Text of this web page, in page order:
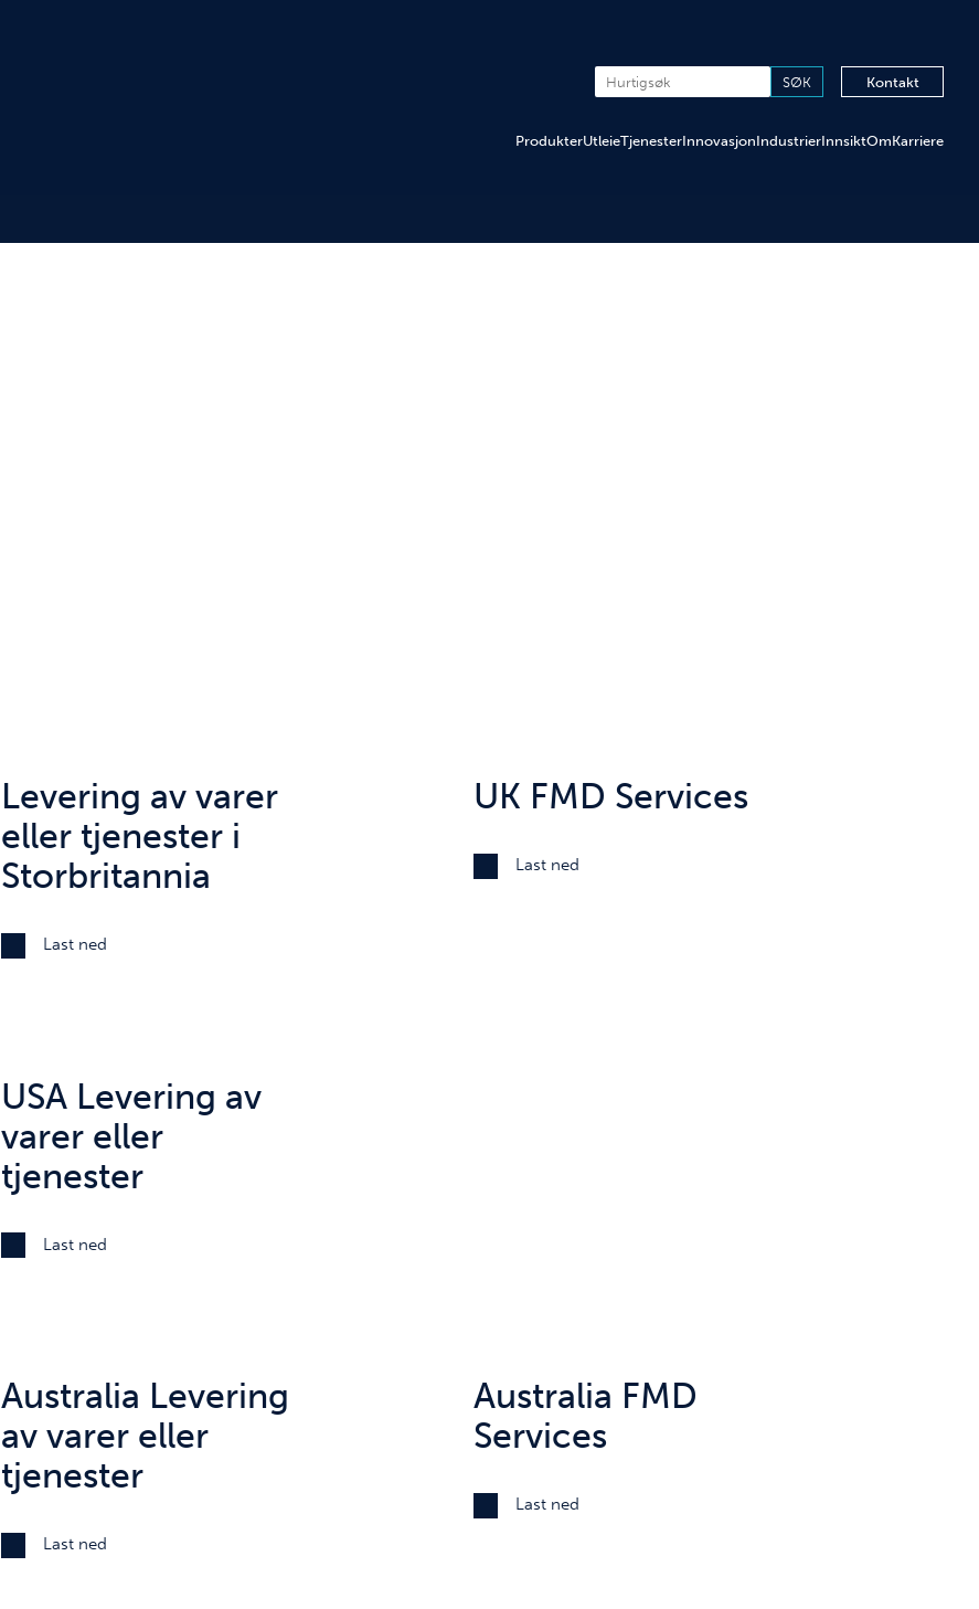
Kontakt
ProdukterUtleieTjenesterInnovasjonIndustrierInnsiktOmKarriere
Levering av varer
eller tjenester i
Storbritannia
Last ned
UK FMD Services
Last ned
USA Levering av
varer eller
tjenester
Last ned
Australia Levering
av varer eller
tjenester
Last ned
Australia FMD
Services
Last ned